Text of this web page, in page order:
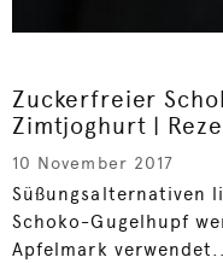
Zuckerfreier
Zimtjoghurt |
10 November 2017
Süßungsalternativen
Schoko-Gugelhupf
Apfelmark